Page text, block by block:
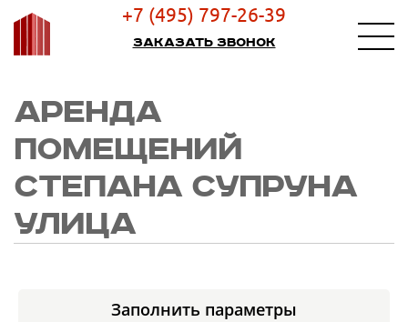
+7 (495) 797-26-39
Заказать звонок
АРЕНДА
ПОМЕЩЕНИЙ
СТЕПАНА СУПРУНА
УЛИЦА
Заполнить параметры